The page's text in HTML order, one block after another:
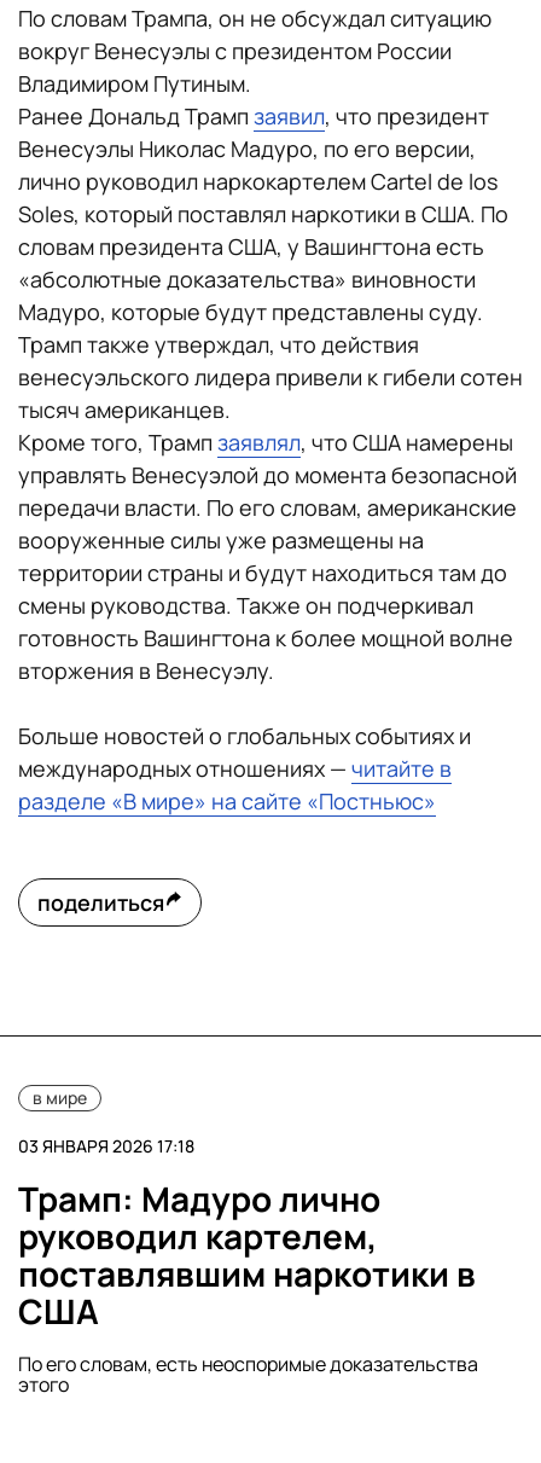
По словам Трампа, он не обсуждал ситуацию
вокруг Венесуэлы с президентом России
Владимиром Путиным.
Ранее Дональд Трамп заявил, что президент
Венесуэлы Николас Мадуро, по его версии,
лично руководил наркокартелем Cartel de los
Soles, который поставлял наркотики в США. По
словам президента США, у Вашингтона есть
«абсолютные доказательства» виновности
Мадуро, которые будут представлены суду.
Трамп также утверждал, что действия
венесуэльского лидера привели к гибели сотен
тысяч американцев.
Кроме того, Трамп заявлял, что США намерены
управлять Венесуэлой до момента безопасной
передачи власти. По его словам, американские
вооруженные силы уже размещены на
территории страны и будут находиться там до
смены руководства. Также он подчеркивал
готовность Вашингтона к более мощной волне
вторжения в Венесуэлу.
Больше новостей о глобальных событиях и
международных отношениях — читайте в
разделе «В мире» на сайте «Постньюс»
поделиться
в мире
03 ЯНВАРЯ 2026 17:18
Трамп: Мадуро лично
руководил картелем,
поставлявшим наркотики в
США
По его словам, есть неоспоримые доказательства
этого